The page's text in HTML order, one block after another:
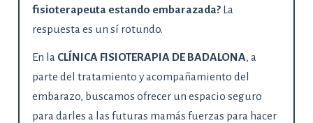
fisioterapeuta estando embarazada?La
respuesta es un sí rotundo.
En la CLÍNICA FISIOTERAPIA DE BADALONA, a
parte del tratamiento y acompañamiento del
embarazo, buscamos ofrecer un espacio seguro
para darles a las futuras mamás fuerzas para hacer